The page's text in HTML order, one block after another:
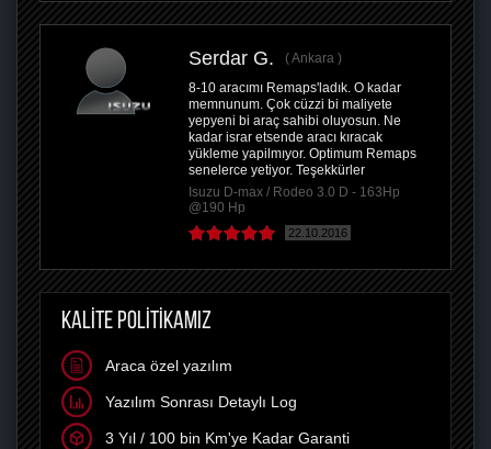
Serdar G.
Ankara
8-10 aracımı Remaps'ladık. O kadar
memnunum. Çok cüzzi bi maliyete
yepyeni bi araç sahibi oluyosun. Ne
kadar israr etsende aracı kıracak
yükleme yapilmıyor. Optimum Remaps
senelerce yetiyor. Teşekkürler
Isuzu D-max / Rodeo 3.0 D - 163Hp
@190 Hp
22.10.2016
KALİTE POLİTİKAMIZ
Araca özel yazılım
Yazılım Sonrası Detaylı Log
3 Yıl / 100 bin Km'ye Kadar Garanti